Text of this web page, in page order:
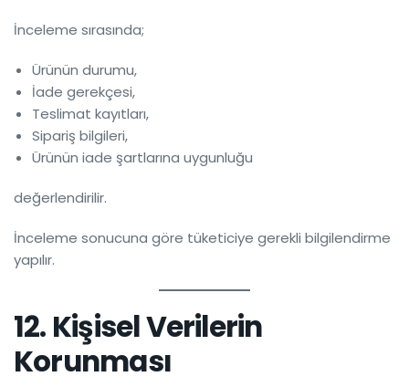
İnceleme sırasında;
Ürünün durumu,
İade gerekçesi,
Teslimat kayıtları,
Sipariş bilgileri,
Ürünün iade şartlarına uygunluğu
değerlendirilir.
İnceleme sonucuna göre tüketiciye gerekli bilgilendirme
yapılır.
12. Kişisel Verilerin
Korunması